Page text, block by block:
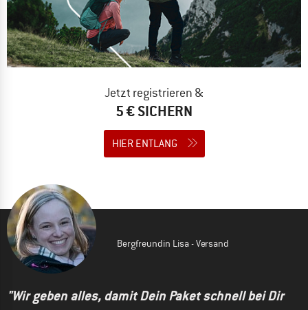
Jetzt registrieren &
5 € SICHERN
HIER ENTLANG
Bergfreundin Lisa - Versand
"Wir geben alles, damit Dein Paket schnell bei Dir